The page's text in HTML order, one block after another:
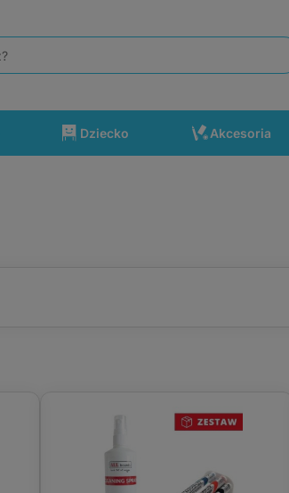
Dziecko Akcesoria